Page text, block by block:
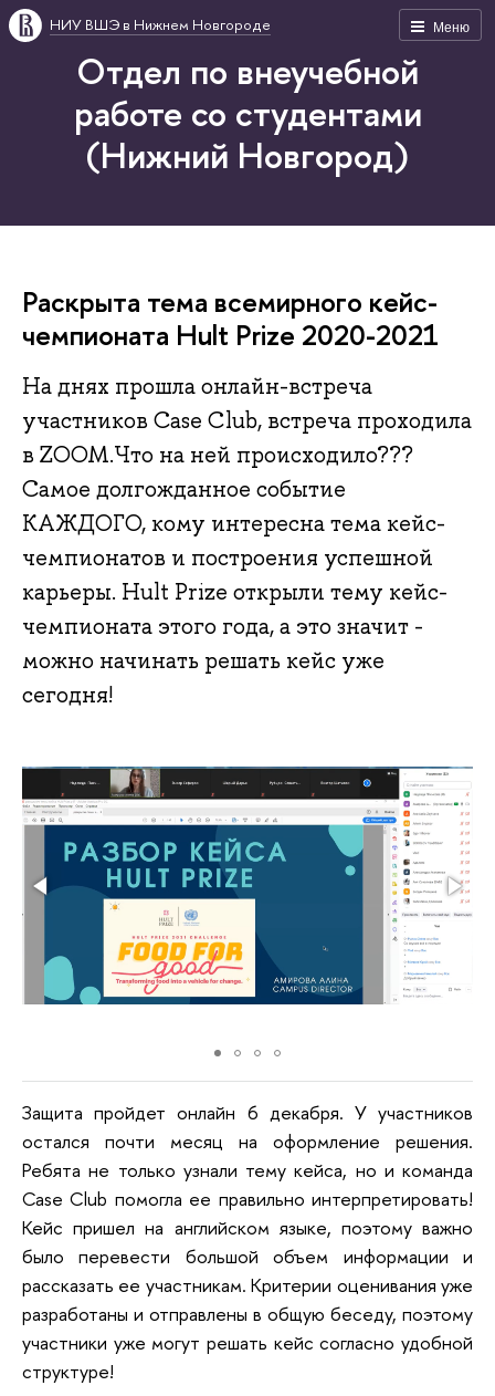
Меню
НИУ ВШЭ в Нижнем Новгороде
Отдел по внеучебной
работе со студентами
(Нижний Новгород)
Раскрыта тема всемирного кейс-
чемпионата Hult Prize 2020-2021
На днях прошла онлайн-встреча
участников Case Club, встреча проходила
в ZOOM.Что на ней происходило???
Самое долгожданное событие
КАЖДОГО, кому интересна тема кейс-
чемпионатов и построения успешной
карьеры. Hult Prize открыли тему кейс-
чемпионата этого года, а это значит -
можно начинать решать кейс уже
сегодня!
Защита пройдет онлайн 6 декабря. У участников
остался почти месяц на оформление решения.
Ребята не только узнали тему кейса, но и команда
Case Club помогла ее правильно интерпретировать!
Кейс пришел на английском языке, поэтому важно
было перевести большой объем информации и
рассказать ее участникам. Критерии оценивания уже
разработаны и отправлены в общую беседу, поэтому
участники уже могут решать кейс согласно удобной
структуре!